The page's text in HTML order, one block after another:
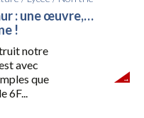
: une œuvre,…
!
notre
avec
que
6F...